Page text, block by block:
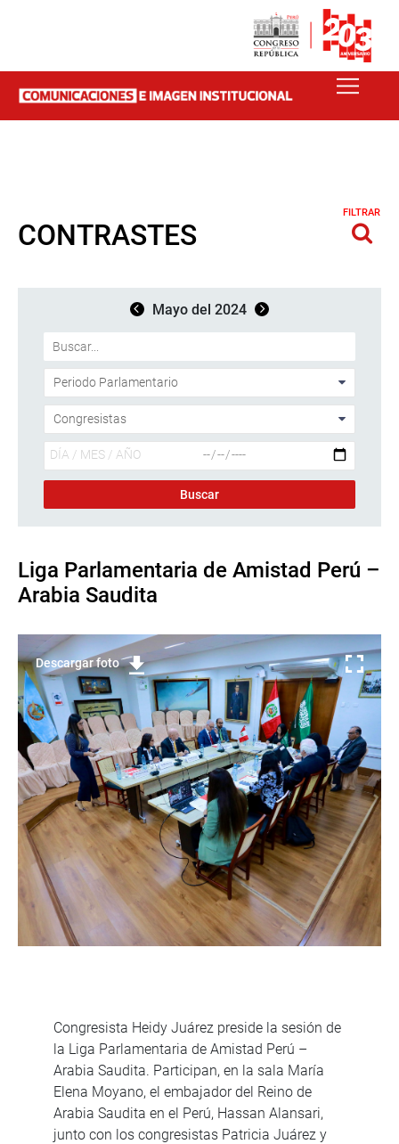
CONTRASTES
FILTRAR
Mayo del 2024
Liga Parlamentaria de Amistad Perú –
Arabia Saudita
Descargar foto
Congresista Heidy Juárez preside la sesión de
la Liga Parlamentaria de Amistad Perú –
Arabia Saudita. Participan, en la sala María
Elena Moyano, el embajador del Reino de
Arabia Saudita en el Perú, Hassan Alansari,
junto con los congresistas Patricia Juárez y